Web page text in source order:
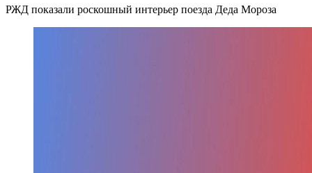
РЖД показали роскошный интерьер поезда Деда Мороза